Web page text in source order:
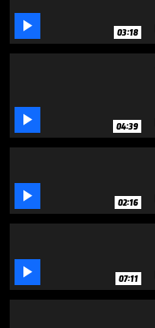
seconds
 03:18
 04:39
 02:16
 07:11